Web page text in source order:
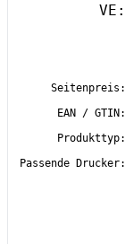
VE:
Seitenpreis:
EAN / GTIN:
Produkttyp:
Passende Drucker: